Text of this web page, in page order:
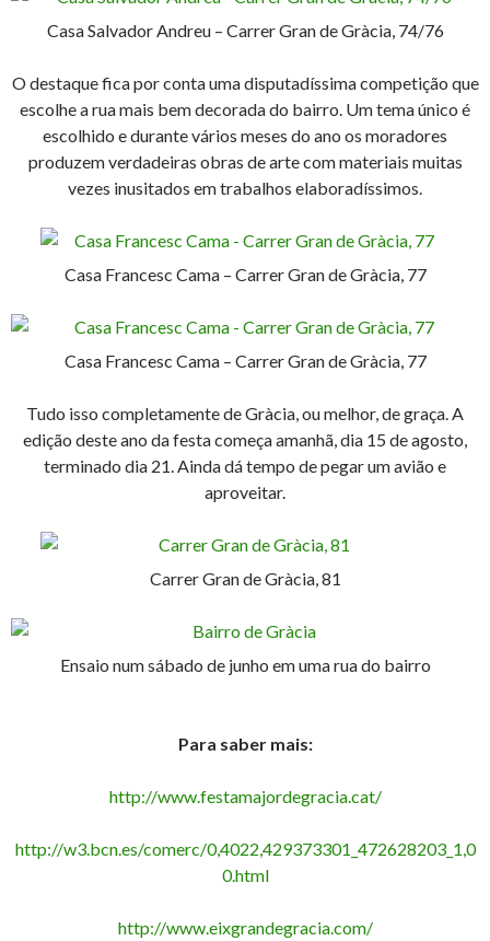
Casa Salvador Andreu – Carrer Gran de Gràcia, 74/76
O destaque fica por conta uma disputadíssima competição que
escolhe a rua mais bem decorada do bairro. Um tema único é
escolhido e durante vários meses do ano os moradores
produzem verdadeiras obras de arte com materiais muitas
vezes inusitados em trabalhos elaboradíssimos.
Casa Francesc Cama – Carrer Gran de Gràcia, 77
Casa Francesc Cama – Carrer Gran de Gràcia, 77
Tudo isso completamente de Gràcia, ou melhor, de graça. A
edição deste ano da festa começa amanhã, dia 15 de agosto,
terminado dia 21. Ainda dá tempo de pegar um avião e
aproveitar.
Carrer Gran de Gràcia, 81
Ensaio num sábado de junho em uma rua do bairro
Para saber mais:
http://www.festamajordegracia.cat/
http://w3.bcn.es/comerc/0,4022,429373301_472628203_1,0
0.html
http://www.eixgrandegracia.com/